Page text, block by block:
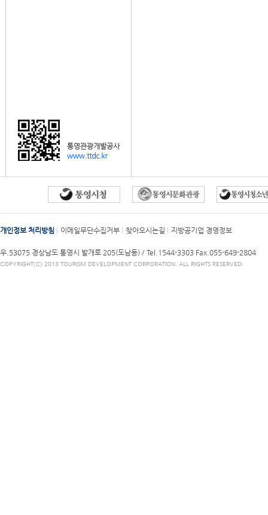
개인정보 처리방침 이메일무단수집거부 찾아오시는길 지방공기업 경영정보
우.53075 경상남도 통영시 발개로 205(도남동) / Tel.1544-3303 Fax.055-649-2804
COPYRIGHT(C) 2013 TOURISM DEVELOPMENT CORPORATION. ALL RIGHTS RESERVED.